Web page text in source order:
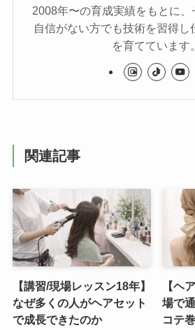
2008年〜の育成実績をもとに、
自信がない方でも技術を習得し
を育てています。
関連記事
【講習/現場レッスン18年】
なぜ多くの人がヘアセット
で成長できたのか
【ヘ
場で
コテ